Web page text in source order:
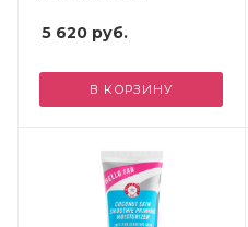
5 620 руб.
В КОРЗИНУ